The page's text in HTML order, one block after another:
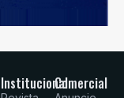
InstitucionalComercial